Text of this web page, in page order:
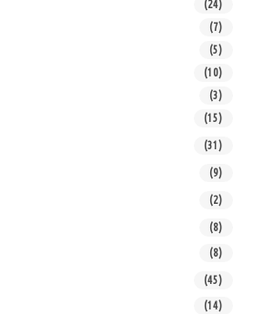
(24)
(7)
(5)
(10)
(3)
(15)
(31)
(9)
(2)
(8)
(8)
(45)
(14)